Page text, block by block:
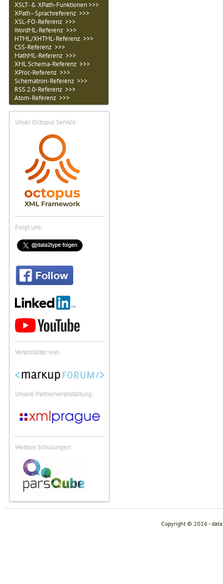
XSLT- & XPath-Funktionen >>>
XPath–Sprachreferenz >>>
XSL-FO-Referenz >>>
WordML-Referenz >>>
HTML/XHTML-Referenz >>>
CSS-Referenz >>>
MathML-Referenz >>>
XML Schema-Referenz >>>
XProc-Referenz >>>
Schematron-Referenz >>>
RSS 2.0-Referenz >>>
Atom-Referenz >>>
Unser Octopus Service:
Folgt uns:
Veranstalter von:
Unsere Partnerveranstaltung:
Weitere Schulungen:
Copyright © 2026 -